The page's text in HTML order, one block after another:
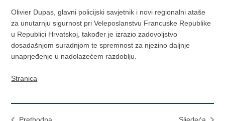
Olivier Dupas, glavni policijski savjetnik i novi regionalni ataše
za unutarnju sigurnost pri Veleposlanstvu Francuske Republike
u Republici Hrvatskoj, također je izrazio zadovoljstvo
dosadašnjom suradnjom te spremnost za njezino daljnje
unaprjeđenje u nadolazećem razdoblju.
Stranica